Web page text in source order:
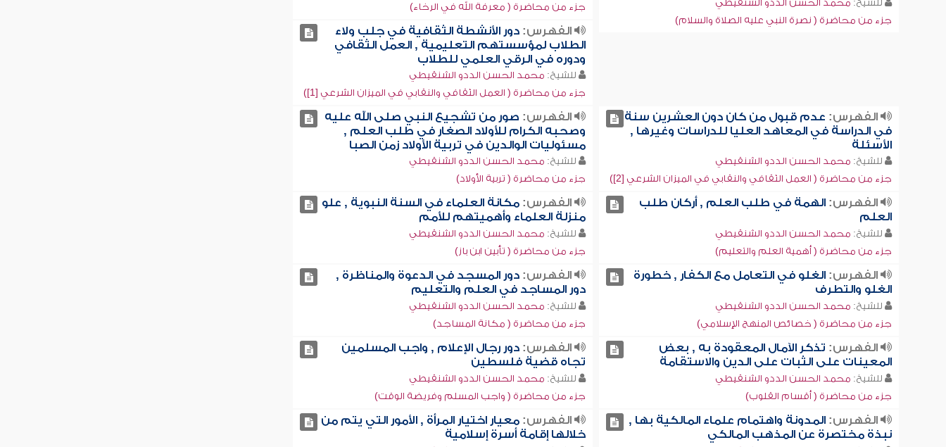
للشيخ: محمد الحسن الددو الشنقيطي
جزء من محاضرة ( نصرة النبي عليه الصلاة والسلام)
جزء من محاضرة ( معرفة الله في الرخاء)
الفهرس: دور الأنشطة الثقافية في جلب ولاء
الطلاب لمؤسستهم التعليمية , العمل الثقافي
ودوره في الرقي العلمي للطلاب
للشيخ: محمد الحسن الددو الشنقيطي
جزء من محاضرة ( العمل الثقافي والنقابي في الميزان الشرعي [1])
الفهرس: عدم قبول من كان دون العشرين سنة
في الدراسة في المعاهد العليا للدراسات وغيرها ,
الأسئلة
للشيخ: محمد الحسن الددو الشنقيطي
جزء من محاضرة ( العمل الثقافي والنقابي في الميزان الشرعي [2])
الفهرس: صور من تشجيع النبي صلى الله عليه
وصحبه الكرام للأولاد الصغار في طلب العلم ,
مسئوليات الوالدين في تربية الأولاد زمن الصبا
للشيخ: محمد الحسن الددو الشنقيطي
جزء من محاضرة ( تربية الأولاد)
الفهرس:الهمة في طلب العلم , أركان طلب
العلم
للشيخ: محمد الحسن الددو الشنقيطي
جزء من محاضرة ( أهمية العلم والتعليم)
الفهرس: مكانة العلماء في السنة النبوية , علو
منزلة العلماء وأهميتهم للأمم
للشيخ: محمد الحسن الددو الشنقيطي
جزء من محاضرة ( تأبين ابن باز)
الفهرس:الغلو في التعامل مع الكفار , خطورة
الغلو والتطرف
للشيخ: محمد الحسن الددو الشنقيطي
جزء من محاضرة ( خصائص المنهج الإسلامي)
الفهرس: دور المسجد في الدعوة والمناظرة ,
دور المساجد في العلم والتعليم
للشيخ: محمد الحسن الددو الشنقيطي
جزء من محاضرة ( مكانة المساجد)
الفهرس: تذكر الآمال المعقودة به , بعض
المعينات على الثبات على الدين والاستقامة
للشيخ: محمد الحسن الددو الشنقيطي
جزء من محاضرة ( أقسام القلوب)
الفهرس: دور رجال الإعلام , واجب المسلمين
تجاه قضية فلسطين
للشيخ: محمد الحسن الددو الشنقيطي
جزء من محاضرة ( واجب المسلم وفريضة الوقت)
الفهرس:المدونة واهتمام علماء المالكية بها ,
نبذة مختصرة عن المذهب المالكي
الفهرس: معيار اختيار المرأة , الأمور التي يتم من
خلالها إقامة أسرة إسلامية